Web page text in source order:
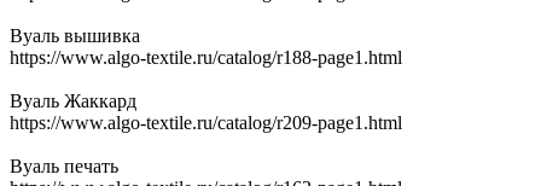
Вуаль вышивка
https://www.algo-textile.ru/catalog/r188-page1.html
Вуаль Жаккард
https://www.algo-textile.ru/catalog/r209-page1.html
Вуаль печать